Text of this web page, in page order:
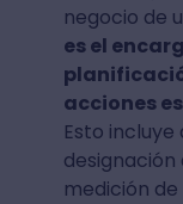
negocio de
es el
acciones
Esto
medición